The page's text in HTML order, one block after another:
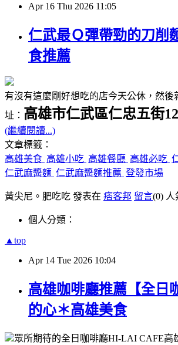
Apr 16 Thu 2026 11:05
仁武最Ｑ彈帶勁的刀削
食推薦
有沒有這麼剛好想吃的店今天公休，然
址： 高雄市仁武區仁忠五街
(繼續閱讀...)
文章標籤：
高雄美食 高雄小吃 高雄餐廳 高雄必吃
仁武麻醬麵 仁武麻醬麵推薦 登發市場
黃尖尼。肥吃吃 發表在 痞客邦 留言(0) 人
個人分類：
▲top
Apr 14 Tue 2026 10:04
高雄咖啡廳推薦【全日
的心＊高雄美食
眾所期待的全日咖啡廳HI-LAI CAFE高